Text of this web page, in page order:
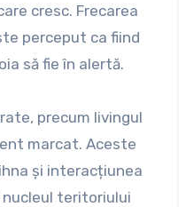
cresc. Frecarea
perceput ca fiind
să fie în alertă.
precum livingul
marcat. Aceste
și interacțiunea
nucleul teritoriului